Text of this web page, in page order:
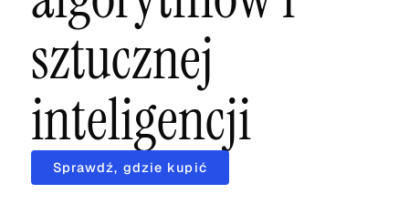
sztucznej
inteligencji
Sprawdź, gdzie kupić